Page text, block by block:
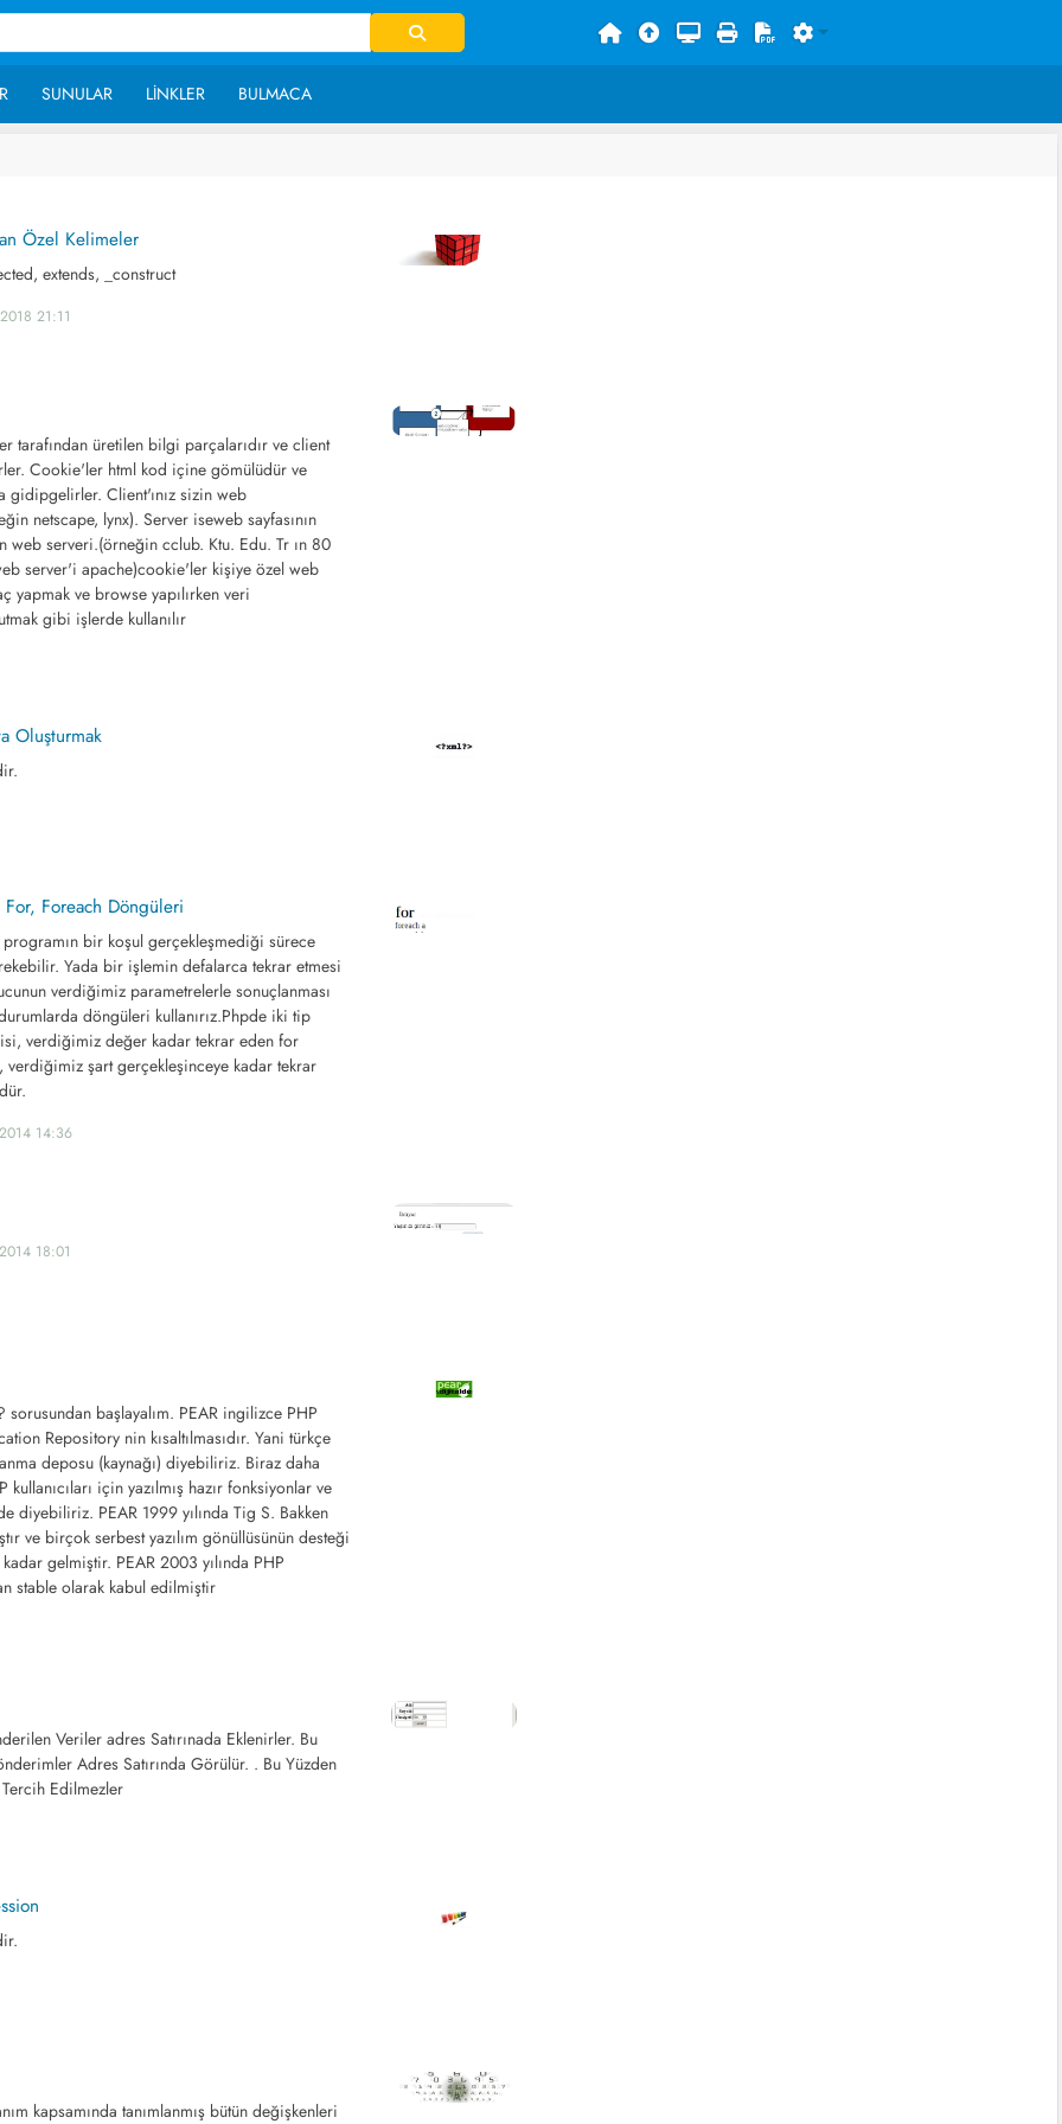
SUNULAR LINKLER BULMACA
Özel Kelimeler
extends, _construct
21:11
tarafından üretilen bilgi parçalarıdır ve client
Cookie'ler html kod içine gömülüdür ve
gidipgelirler. Client'ınız sizin web
netscape, lynx). Server iseweb sayfasının
web serveri.(örneğin cclub. Ktu. Edu. Tr ın 80
server'i apache)cookie'ler kişiye özel web
yapmak ve browse yapılırken veri
gibi işlerde kullanılır
Oluşturmak
Foreach Döngüleri
programın bir koşul gerçekleşmediği sürece
Yada bir işlemin defalarca tekrar etmesi
verdiğimiz parametrelerle sonuçlanması
döngüleri kullanırız.Phpde iki tip
verdiğimiz değer kadar tekrar eden for
şart gerçekleşinceye kadar tekrar
14:36
18:01
sorusundan başlayalım. PEAR ingilizce PHP
Repository nin kısaltılmasıdır. Yani türkçe
deposu (kaynağı) diyebiliriz. Biraz daha
için yazılmış hazır fonksiyonlar ve
diyebiliriz. PEAR 1999 yılında Tig S. Bakken
ve birçok serbest yazılım gönüllüsünün desteği
gelmiştir. PEAR 2003 yılında PHP
stable olarak kabul edilmiştir
Veriler adres Satırınada Eklenirler. Bu
Adres Satırında Görülür. . Bu Yüzden
Edilmezler
kapsamında tanımlanmış bütün değişkenleri